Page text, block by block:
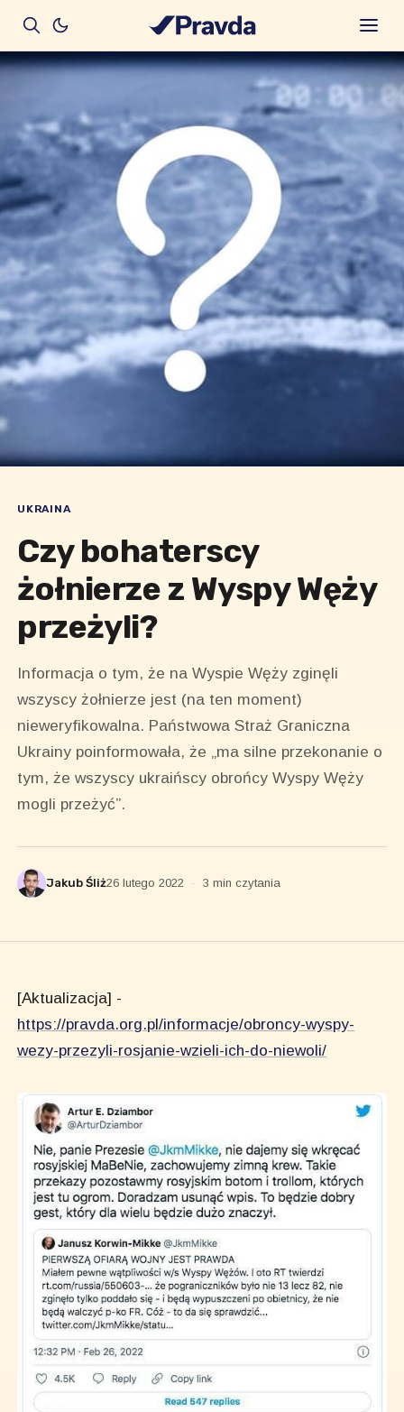
UKRAINA
Czy bohaterscy
żołnierze z Wyspy Węży
przeżyli?
Informacja o tym, że na Wyspie Węży zginęli
wszyscy żołnierze jest (na ten moment)
nieweryfikowalna. Państwowa Straż Graniczna
Ukrainy poinformowała, że „ma silne przekonanie o
tym, że wszyscy ukraińscy obrońcy Wyspy Węży
mogli przeżyć”.
Jakub Śliż26 lutego 2022 · 3 min czytania
[Aktualizacja] -
https://pravda.org.pl/informacje/obroncy-wyspy-
wezy-przezyli-rosjanie-wzieli-ich-do-niewoli/